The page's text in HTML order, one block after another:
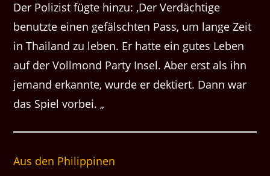
Der Polizist fügte hinzu: ‚Der Verdächtige
benutzte einen gefälschten Pass, um lange Zeit
in Thailand zu leben. Er hatte ein gutes Leben
auf der Vollmond Party Insel. Aber erst als ihn
jemand erkannte, wurde er dektiert. Dann war
das Spiel vorbei. „
Aus den Philippinen